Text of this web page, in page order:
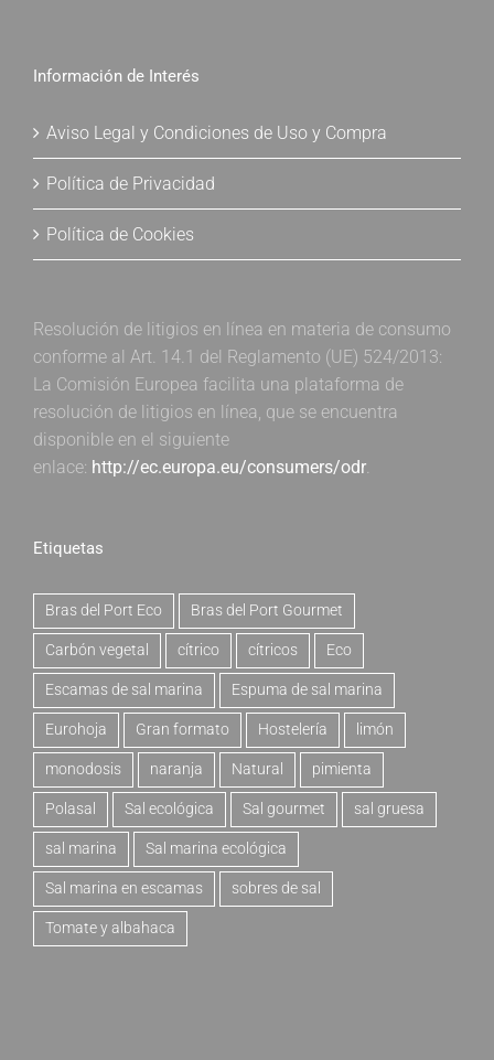
Información de Interés
Aviso Legal y Condiciones de Uso y Compra
Política de Privacidad
Política de Cookies
Resolución de litigios en línea en materia de consumo
conforme al Art. 14.1 del Reglamento (UE) 524/2013:
La Comisión Europea facilita una plataforma de
resolución de litigios en línea, que se encuentra
disponible en el siguiente
enlace: http://ec.europa.eu/consumers/odr.
Etiquetas
Bras del Port Eco Bras del Port Gourmet
Carbón vegetal cítrico cítricos Eco
Escamas de sal marina Espuma de sal marina
Eurohoja Gran formato Hostelería limón
monodosis naranja Natural pimienta
Polasal Sal ecológica Sal gourmet sal gruesa
sal marina Sal marina ecológica
Sal marina en escamas sobres de sal
Tomate y albahaca